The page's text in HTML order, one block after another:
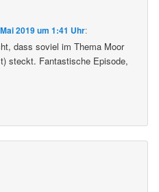
2019 um 1:41 Uhr:
dass soviel im Thema Moor
steckt. Fantastische Episode,